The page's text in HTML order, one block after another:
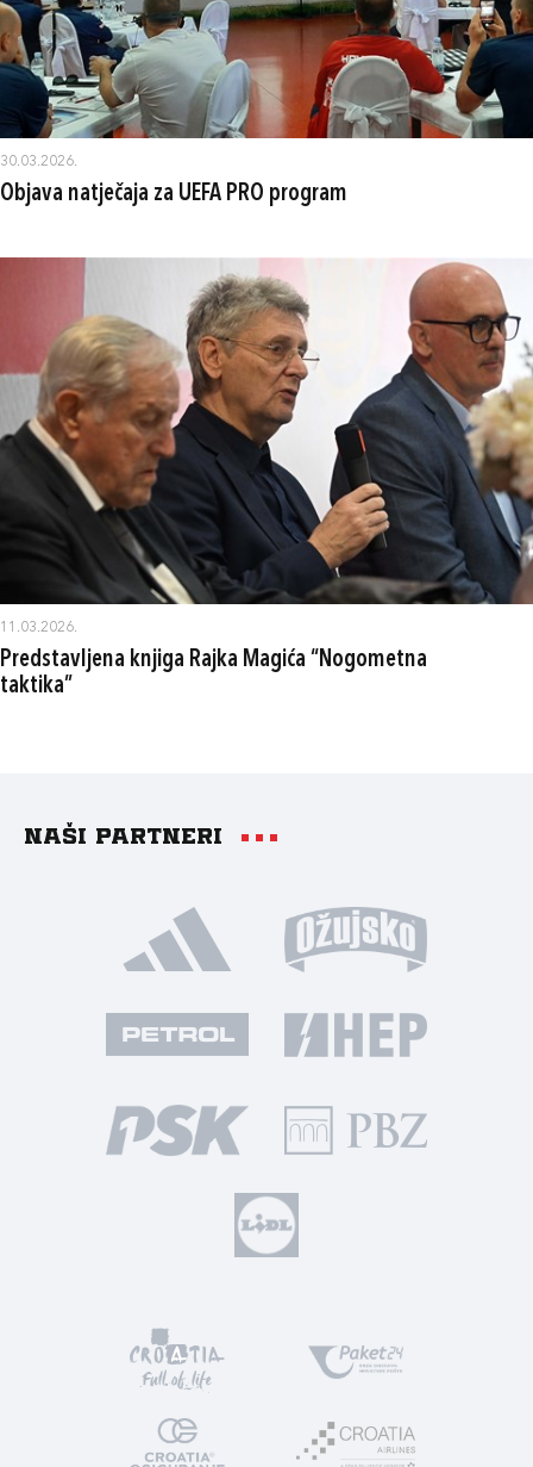
30.03.2026.
Objava natječaja za UEFA PRO program
11.03.2026.
Predstavljena knjiga Rajka Magića “Nogometna
taktika”
Naši partneri